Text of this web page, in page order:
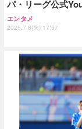
パ・リーグ公式
エンタメ
2025.7.8(火) 17:57